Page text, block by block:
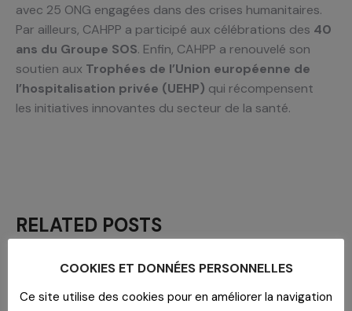
avec 25 ONG engagées dans des crises humanitaires.
Par ailleurs, CAHPP a participé aux célébrations des 40
ans du Groupe SOS. Enfin, CAHPP a renouvelé son
soutien aux Trophées de l’Union européenne de
l’hospitalisation privée (UEHP) qui récompensent
les initiatives innovantes du secteur de la santé.
RELATED POSTS
Imaginer un lieu de vie
29 juillet 2026
COOKIES ET DONNÉES PERSONNELLES
Ce site utilise des cookies pour en améliorer la navigation